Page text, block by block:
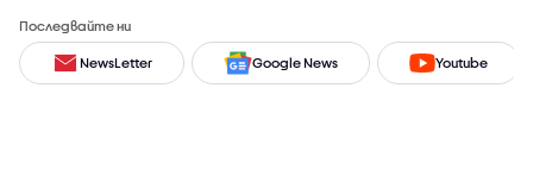
Последвайте ни
NewsLetter Google News Youtube